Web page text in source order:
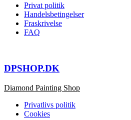
Privat politik
Handelsbetingelser
Fraskrivelse
FAQ
DPSHOP.DK
Diamond Painting Shop
Privatlivs politik
Cookies